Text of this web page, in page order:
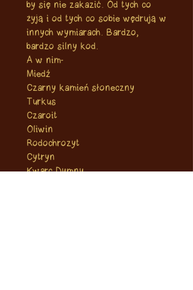
by się nie zakazić. Od tych co
żyją i od tych co sobie wędrują w
innych wymiarach. Bardzo,
bardzo silny kod.
A w nim-
Miedź
Czarny kamień słoneczny
Turkus
Czaroit
Oliwin
Rodochrozyt
Cytryn
Kwarc Dymny